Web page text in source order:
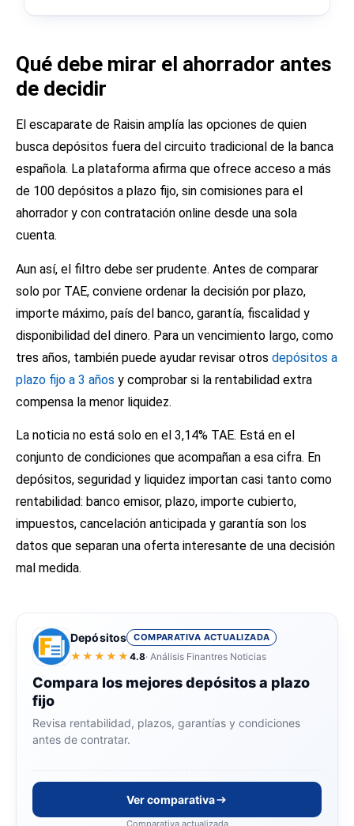
Qué debe mirar el ahorrador antes
de decidir
El escaparate de Raisin amplía las opciones de quien
busca depósitos fuera del circuito tradicional de la banca
española. La plataforma afirma que ofrece acceso a más
de 100 depósitos a plazo fijo, sin comisiones para el
ahorrador y con contratación online desde una sola
cuenta.
Aun así, el filtro debe ser prudente. Antes de comparar
solo por TAE, conviene ordenar la decisión por plazo,
importe máximo, país del banco, garantía, fiscalidad y
disponibilidad del dinero. Para un vencimiento largo, como
tres años, también puede ayudar revisar otros depósitos a
plazo fijo a 3 años y comprobar si la rentabilidad extra
compensa la menor liquidez.
La noticia no está solo en el 3,14% TAE. Está en el
conjunto de condiciones que acompañan a esa cifra. En
depósitos, seguridad y liquidez importan casi tanto como
rentabilidad: banco emisor, plazo, importe cubierto,
impuestos, cancelación anticipada y garantía son los
datos que separan una oferta interesante de una decisión
mal medida.
Depósitos COMPARATIVA ACTUALIZADA
★★★★★ 4.8· Análisis Finantres Noticias
Compara los mejores depósitos a plazo
fijo
Revisa rentabilidad, plazos, garantías y condiciones
antes de contratar.
Ver comparativa